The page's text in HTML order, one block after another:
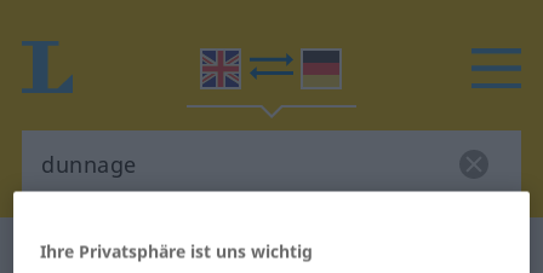
Englisch-Deutsch Wörterbuch
Ihre Privatsphäre ist uns wichtig